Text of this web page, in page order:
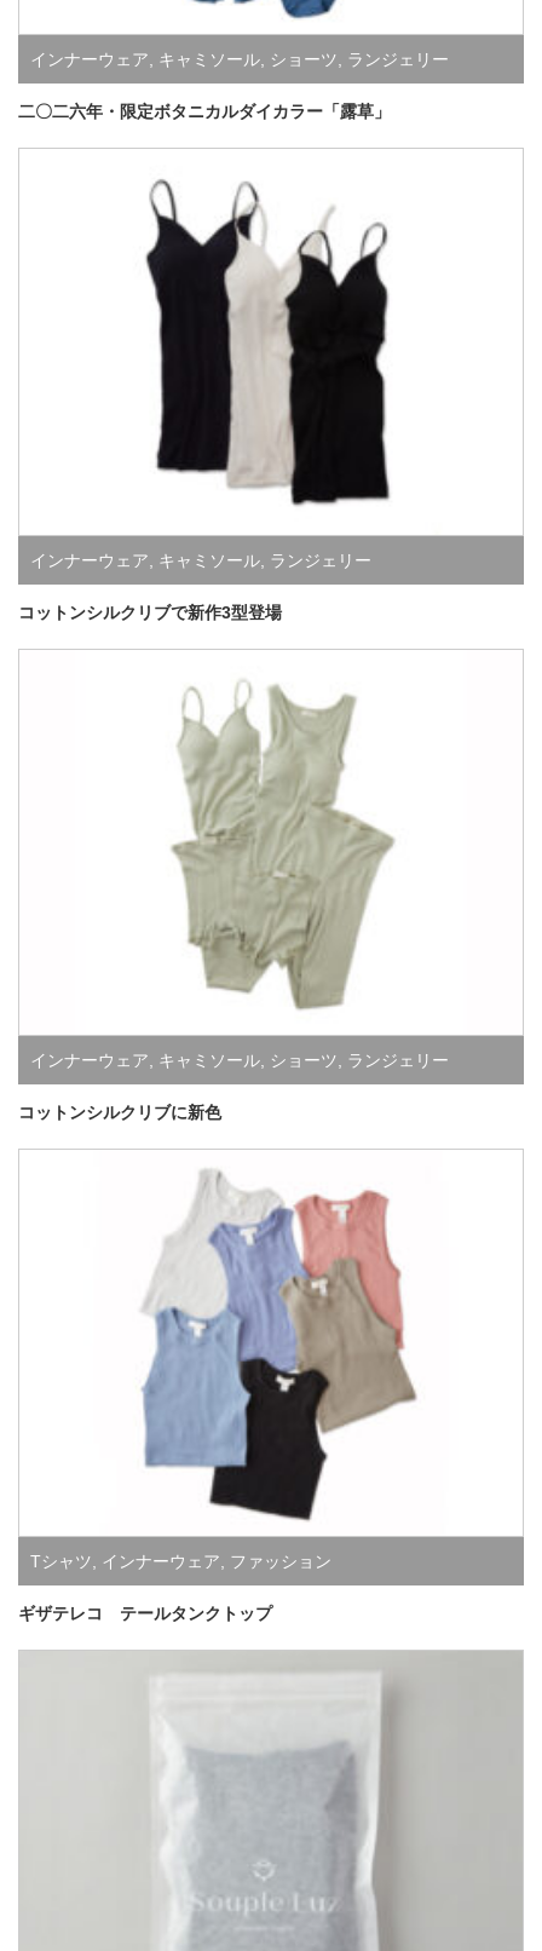
インナーウェア キャミソール ショーツ ランジェリー
二〇二六年・限定ボタニカルダイカラー「露草」
インナーウェア キャミソール ランジェリー
コットンシルクリブで新作3型登場
インナーウェア, キャミソール, ショーツ, ランジェリー
コットンシルクリブに新色
Tシャツ インナーウェア ファッション
ギザテレコ テールタンクトップ